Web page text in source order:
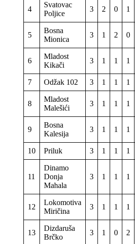
4
Svatovac
Poljice
3 2 0 1
5
Bosna
Mionica
3 1 2 0
6
Mladost
Kikači
3 1 1 1
7 Odžak 102 3 1 1 1
8
Mladost
Malešići
3 1 1 1
9
Bosna
Kalesija
3 1 1 1
10 Priluk 3 1 1 1
11
Dinamo
Donja
Mahala
3 1 1 1
12
Lokomotiva
Miričina
3 1 1 1
13
Dizdaruša
Brčko
3 1 0 2